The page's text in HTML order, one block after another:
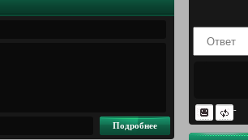
-
Подробнее